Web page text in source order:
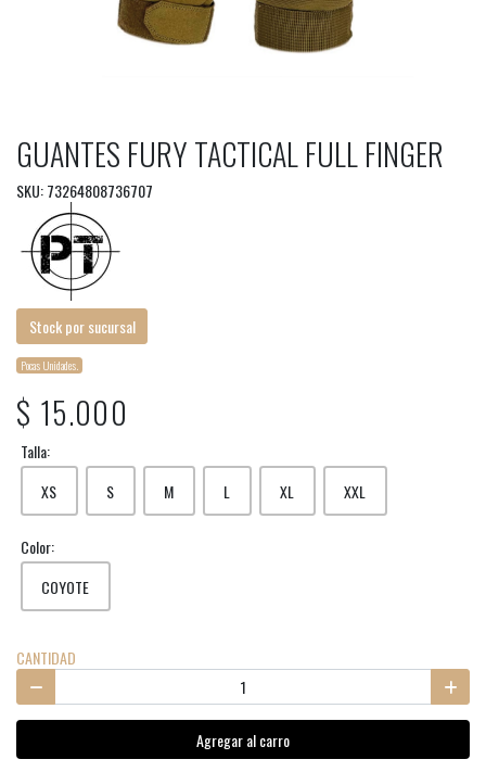
GUANTES FURY TACTICAL FULL FINGER
SKU: 73264808736707
Stock por sucursal
Pocas Unidades.
$ 15.000
Talla:
XS
S M L XL XXL
Color:
COYOTE
CANTIDAD
Agregar al carro